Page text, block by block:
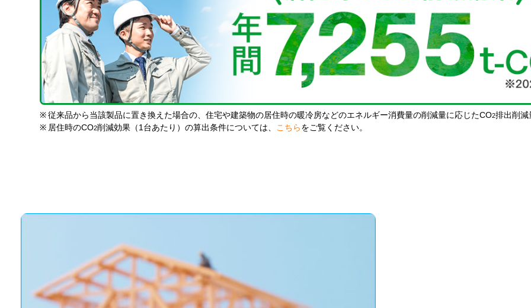
※ 従来品から当該製品に置き換えた場合の、住宅や建築物の居住時の暖冷房などのエネルギー消費量の削減量に応じたCO2排出削減
※ 居住時のCO2削減効果（1台あたり）の算出条件については、 こちら をご覧ください。